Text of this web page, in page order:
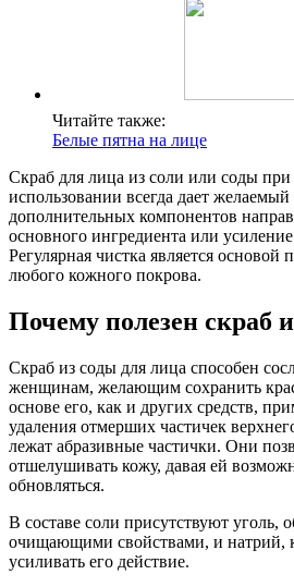
Читайте также:
Белые пятна на лице
Скраб для лица из соли или соды
использовании всегда дает желаемый
дополнительных компонентов
основного ингредиента или усиление
Регулярная чистка является основой
любого кожного покрова.
Почему полезен скраб
Скраб из соды для лица способен
женщинам, желающим сохранить
основе его, как и других средств,
удаления отмерших частичек
лежат абразивные частички. Они
отшелушивать кожу, давая ей
обновляться.
В составе соли присутствуют уголь,
очищающими свойствами, и натрий,
усиливать его действие.